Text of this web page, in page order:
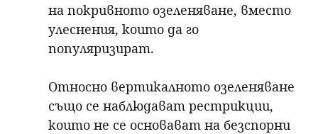
на покривното озеленяване, вместо
улеснения, които да го
популяризират.
Относно вертикалното озеленяване
също се наблюдават рестрикции,
които не се основават на безспорни